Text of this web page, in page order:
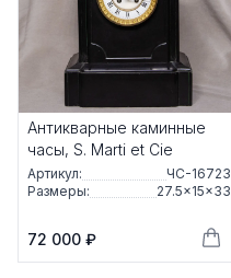
Антикварные каминные
часы, S. Marti et Cie
Артикул:
ЧС-16723
Размеры:
27.5×15×33
72 000 ₽